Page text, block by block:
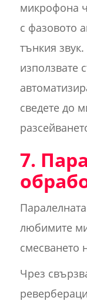
микрофона
с фазовото
тънкия
използвате
сведете до
7.
любимите
смесването
Чрез